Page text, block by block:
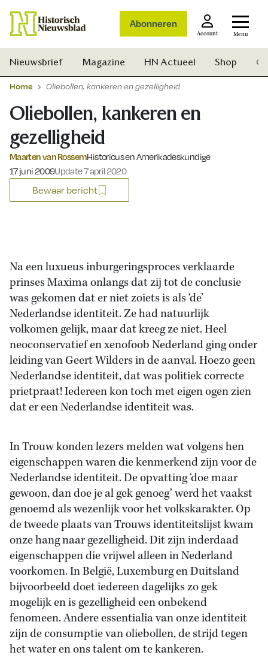
Abonneren
Account Menu
Nieuwsbrief Magazine HN Actueel Shop
Home Oliebollen, kankeren en gezelligheid
Oliebollen, kankeren en
gezelligheid
Maarten van RossemHistoricus en Amerikadeskundige
Gepubliceerd op:
17 juni 2009Update 7 april 2020
Bewaar bericht
Na een luxueus inburgeringsproces verklaarde
prinses Maxima onlangs dat zij tot de conclusie
was gekomen dat er niet zoiets is als ‘de’
Nederlandse identiteit. Ze had natuurlijk
volkomen gelijk, maar dat kreeg ze niet. Heel
neoconservatief en xenofoob Nederland ging onder
leiding van Geert Wilders in de aanval. Hoezo geen
Nederlandse identiteit, dat was politiek correcte
prietpraat! Iedereen kon toch met eigen ogen zien
dat er een Nederlandse identiteit was.
In Trouw konden lezers melden wat volgens hen
eigenschappen waren die kenmerkend zijn voor de
Nederlandse identiteit. De opvatting ‘doe maar
gewoon, dan doe je al gek genoeg’ werd het vaakst
genoemd als wezenlijk voor het volkskarakter. Op
de tweede plaats van Trouws identiteitslijst kwam
onze hang naar gezelligheid. Dit zijn inderdaad
eigenschappen die vrijwel alleen in Nederland
voorkomen. In België, Luxemburg en Duitsland
bijvoorbeeld doet iedereen dagelijks zo gek
mogelijk en is gezelligheid een onbekend
fenomeen. Andere essentialia van onze identiteit
zijn de consumptie van oliebollen, de strijd tegen
het water en ons talent om te kankeren.